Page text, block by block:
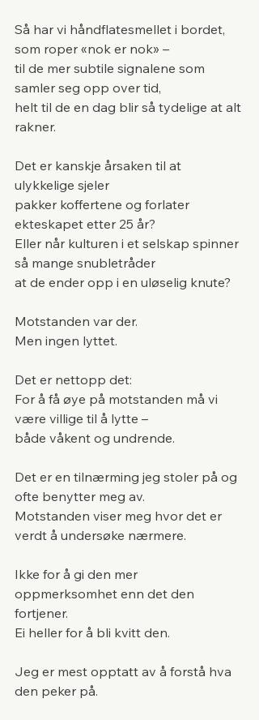
Så har vi håndflatesmellet i bordet,
som roper «nok er nok» –
til de mer subtile signalene som
samler seg opp over tid,
helt til de en dag blir så tydelige at alt
rakner.
Det er kanskje årsaken til at
ulykkelige sjeler
pakker koffertene og forlater
ekteskapet etter 25 år?
Eller når kulturen i et selskap spinner
så mange snubletråder
at de ender opp i en uløselig knute?
Motstanden var der.
Men ingen lyttet.
Det er nettopp det:
For å få øye på motstanden må vi
være villige til å lytte –
både våkent og undrende.
Det er en tilnærming jeg stoler på og
ofte benytter meg av.
Motstanden viser meg hvor det er
verdt å undersøke nærmere.
Ikke for å gi den mer
oppmerksomhet enn det den
fortjener.
Ei heller for å bli kvitt den.
Jeg er mest opptatt av å forstå hva
den peker på.